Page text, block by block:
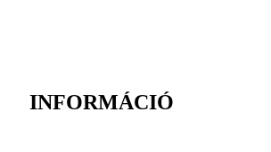
INFORMÁCIÓ